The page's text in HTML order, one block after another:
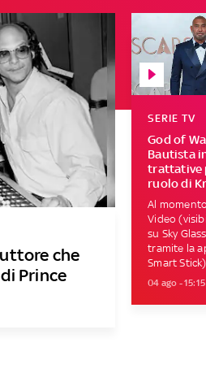
che
Prince
God of
Bautista
trattative
ruolo di
SERIE TV
Al
Video
su Sky
tramite la
Smart Stick)...
04 ago - 15:15